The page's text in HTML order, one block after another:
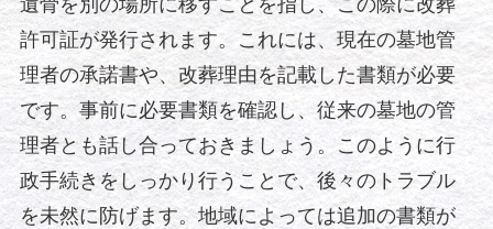
遺骨を別の場所に移すことを指し、この際に改葬
許可証が発行されます。これには、現在の墓地管
理者の承諾書や、改葬理由を記載した書類が必要
です。事前に必要書類を確認し、従来の墓地の管
理者とも話し合っておきましょう。このように行
政手続きをしっかり行うことで、後々のトラブル
を未然に防げます。地域によっては追加の書類が